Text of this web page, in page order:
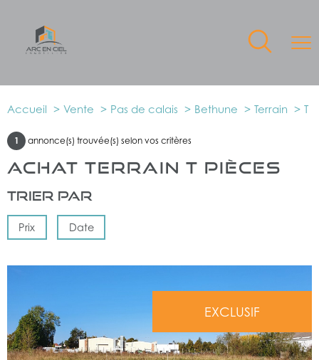
Accueil Vente Pas de calais Bethune Terrain T
1 annonce(s) trouvée(s) selon vos critères
ACHAT TERRAIN T PIÈCES
Trier par
Prix Date
EXCLUSIF
voir